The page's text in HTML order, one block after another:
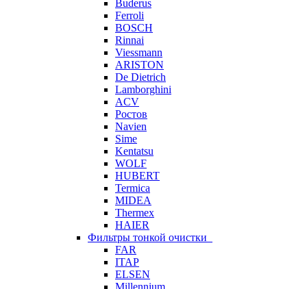
Buderus
Ferroli
BOSCH
Rinnai
Viessmann
ARISTON
De Dietrich
Lamborghini
ACV
Ростов
Navien
Sime
Kentatsu
WOLF
HUBERT
Termica
MIDEA
Thermex
HAIER
Фильтры тонкой очистки
FAR
ITAP
ELSEN
Millennium